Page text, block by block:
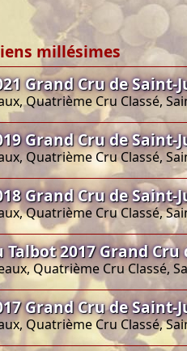
millésimes
Grand Cru de Saint-
Quatrième Cru Classé,
Grand Cru de Saint-
Quatrième Cru Classé,
Grand Cru de Saint-
Quatrième Cru Classé,
2017 Grand Cru
Quatrième Cru Classé,
Grand Cru de Saint-
Quatrième Cru Classé,